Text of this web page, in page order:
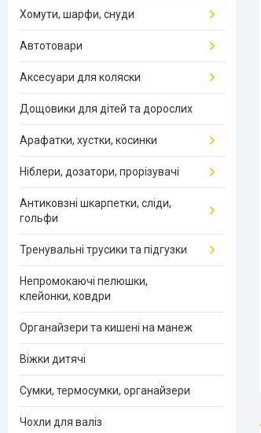
Хомути, шарфи, снуди
Автотовари
Аксесуари для коляски
Дощовики для дітей та дорослих
Арафатки, хустки, косинки
Ніблери, дозатори, прорізувачі
Антиковзні шкарпетки, сліди,
гольфи
Тренувальні трусики та підгузки
Непромокаючі пелюшки,
клейонки, ковдри
Органайзери та кишені на манеж
Віжки дитячі
Сумки, термосумки, органайзери
Чохли для валіз